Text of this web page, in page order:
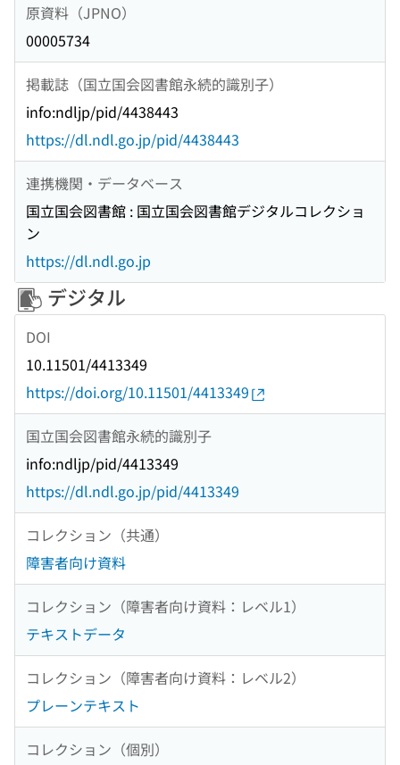
原資料（JPNO）
00005734
掲載誌（国立国会図書館永続的識別子）
info:ndljp/pid/4438443
https://dl.ndl.go.jp/pid/4438443
連携機関・データベース
国立国会図書館 : 国立国会図書館デジタルコレクショ
ン
https://dl.ndl.go.jp
デジタル
DOI
10.11501/4413349
https://doi.org/10.11501/4413349
国立国会図書館永続的識別子
info:ndljp/pid/4413349
https://dl.ndl.go.jp/pid/4413349
コレクション（共通）
障害者向け資料
コレクション（障害者向け資料：レベル1）
テキストデータ
コレクション（障害者向け資料：レベル2）
プレーンテキスト
コレクション（個別）